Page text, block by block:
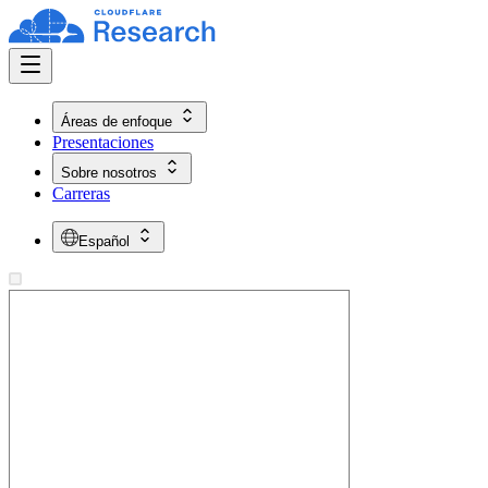
Áreas de enfoque
Presentaciones
Sobre nosotros
Carreras
Español